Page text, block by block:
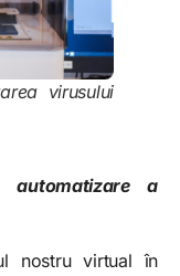
virusului
automatizare a
nostru virtual în